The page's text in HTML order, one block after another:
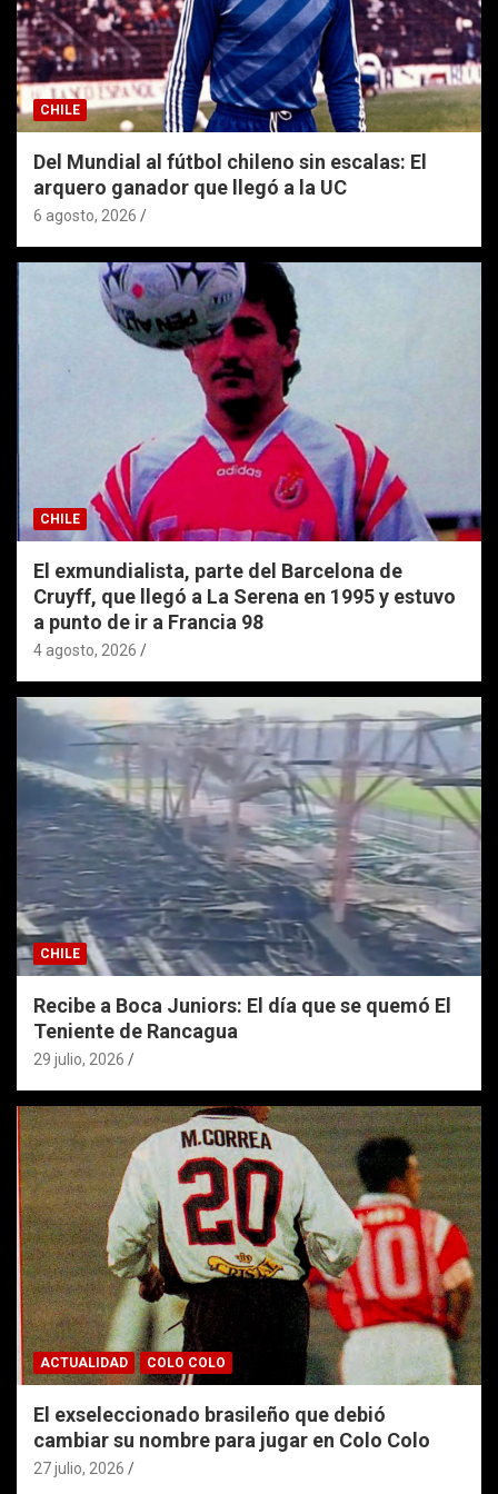
CHILE
Del Mundial al fútbol chileno sin escalas: El
arquero ganador que llegó a la UC
6 agosto, 2026
CHILE
El exmundialista, parte del Barcelona de
Cruyff, que llegó a La Serena en 1995 y estuvo
a punto de ir a Francia 98
4 agosto, 2026
CHILE
Recibe a Boca Juniors: El día que se quemó El
Teniente de Rancagua
29 julio, 2026
ACTUALIDAD COLO COLO
El exseleccionado brasileño que debió
cambiar su nombre para jugar en Colo Colo
27 julio, 2026